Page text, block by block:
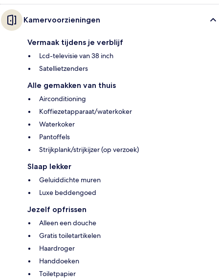
Kamervoorzieningen
Vermaak tijdens je verblijf
Lcd-televisie van 38 inch
Satellietzenders
Alle gemakken van thuis
Airconditioning
Koffiezetapparaat/waterkoker
Waterkoker
Pantoffels
Strijkplank/strijkijzer (op verzoek)
Slaap lekker
Geluiddichte muren
Luxe beddengoed
Jezelf opfrissen
Alleen een douche
Gratis toiletartikelen
Haardroger
Handdoeken
Toiletpapier